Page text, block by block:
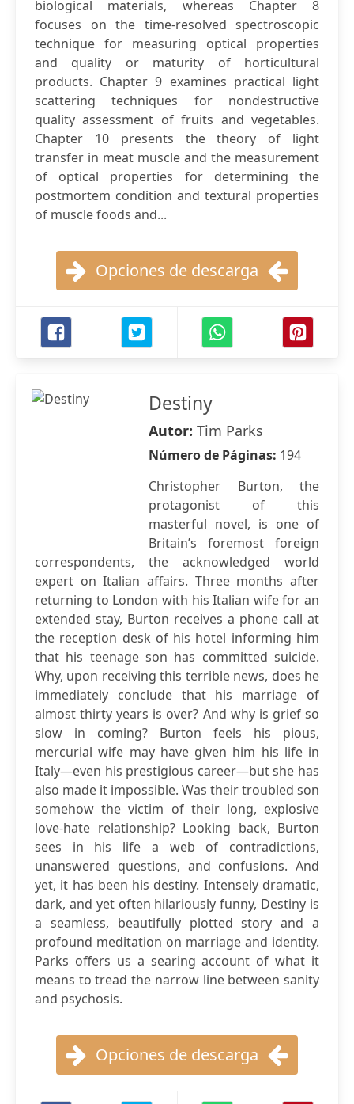
biological materials, whereas Chapter 8
focuses on the time-resolved spectroscopic
technique for measuring optical properties
and quality or maturity of horticultural
products. Chapter 9 examines practical light
scattering techniques for nondestructive
quality assessment of fruits and vegetables.
Chapter 10 presents the theory of light
transfer in meat muscle and the measurement
of optical properties for determining the
postmortem condition and textural properties
of muscle foods and...
Opciones de descarga
Destiny
Autor: Tim Parks
Número de Páginas: 194
Christopher Burton, the
protagonist of this
masterful novel, is one of
Britain’s foremost foreign
correspondents, the acknowledged world
expert on Italian affairs. Three months after
returning to London with his Italian wife for an
extended stay, Burton receives a phone call at
the reception desk of his hotel informing him
that his teenage son has committed suicide.
Why, upon receiving this terrible news, does he
immediately conclude that his marriage of
almost thirty years is over? And why is grief so
slow in coming? Burton feels his pious,
mercurial wife may have given him his life in
Italy—even his prestigious career—but she has
also made it impossible. Was their troubled son
somehow the victim of their long, explosive
love-hate relationship? Looking back, Burton
sees in his life a web of contradictions,
unanswered questions, and confusions. And
yet, it has been his destiny. Intensely dramatic,
dark, and yet often hilariously funny, Destiny is
a seamless, beautifully plotted story and a
profound meditation on marriage and identity.
Parks offers us a searing account of what it
means to tread the narrow line between sanity
and psychosis.
Opciones de descarga